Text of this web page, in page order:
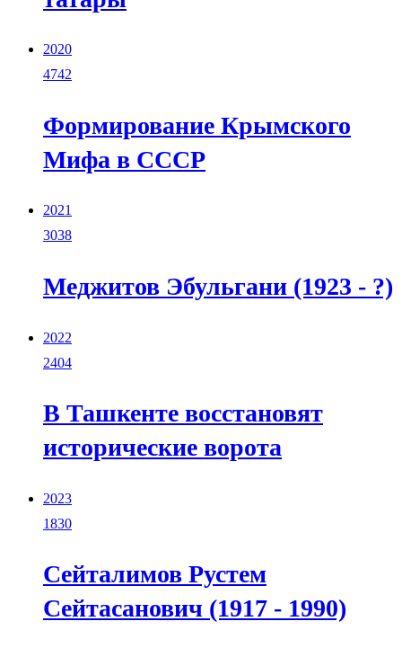
2020
4742
Формирование Крымского
Мифа в СССР
2021
3038
Меджитов Эбульгани (1923 - ?)
2022
2404
В Ташкенте восстановят
исторические ворота
2023
1830
Сейталимов Рустем
Сейтасанович (1917 - 1990)